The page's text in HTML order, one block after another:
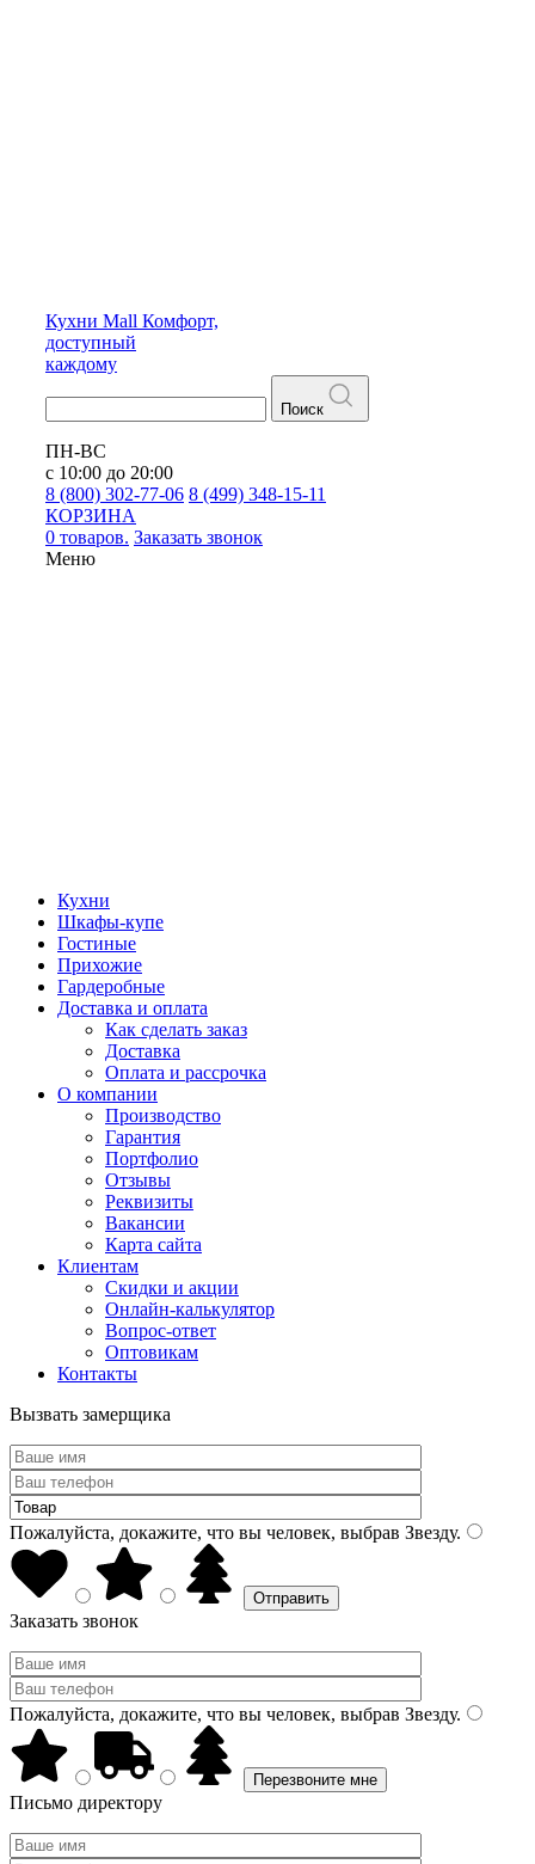
Кухни Mall Комфорт,
доступный
каждому
Поиск
ПН-ВС
с 10:00 до 20:00
8 (800) 302-77-06 8 (499) 348-15-11
КОРЗИНА
0 товаров. Заказать звонок
Меню
Кухни
Шкафы-купе
Гостиные
Прихожие
Гардеробные
Доставка и оплата
Как сделать заказ
Доставка
Оплата и рассрочка
О компании
Производство
Гарантия
Портфолио
Отзывы
Реквизиты
Вакансии
Карта сайта
Клиентам
Скидки и акции
Онлайн-калькулятор
Вопрос-ответ
Оптовикам
Контакты
Вызвать замерщика
Пожалуйста, докажите, что вы человек, выбрав Звезду.
Заказать звонок
Пожалуйста, докажите, что вы человек, выбрав Звезду.
Письмо директору